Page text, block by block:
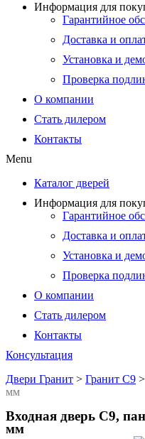
Информация для
Гарантийное
Доставка и
Установка и
Проверка
О компании
Стать дилером
Контакты
Menu
Каталог дверей
Информация для
Гарантийное
Доставка и
Установка и
Проверка
О компании
Стать дилером
Контакты
Консультация
Двери Гранит > Гранит С9 >
мм
Входная дверь С9,
мм